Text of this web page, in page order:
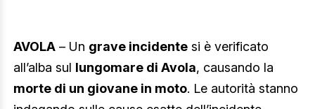
AVOLA – Un grave incidente si è verificato
all’alba sul lungomare di Avola, causando la
morte di un giovane in moto. Le autorità stanno